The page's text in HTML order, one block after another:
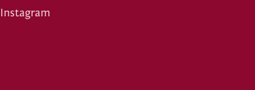
Instagram